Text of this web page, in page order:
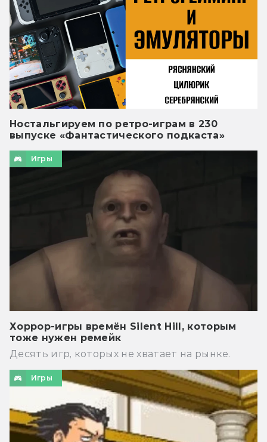
Ностальгируем по ретро-играм в 230
выпуске «Фантастического подкаста»
Игры
Хоррор-игры времён Silent Hill, которым
тоже нужен ремейк
Десять игр, которых не хватает на рынке.
Игры